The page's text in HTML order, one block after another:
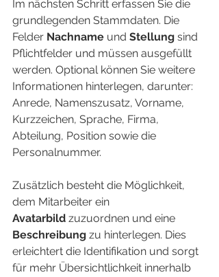
Im nächsten Schritt erfassen Sie die
grundlegenden Stammdaten. Die
Felder Nachname und Stellung sind
Pflichtfelder und müssen ausgefüllt
werden. Optional können Sie weitere
Informationen hinterlegen, darunter:
Anrede, Namenszusatz, Vorname,
Kurzzeichen, Sprache, Firma,
Abteilung, Position sowie die
Personalnummer.
Zusätzlich besteht die Möglichkeit,
dem Mitarbeiter ein
Avatarbild zuzuordnen und eine
Beschreibung zu hinterlegen. Dies
erleichtert die Identifikation und sorgt
für mehr Übersichtlichkeit innerhalb